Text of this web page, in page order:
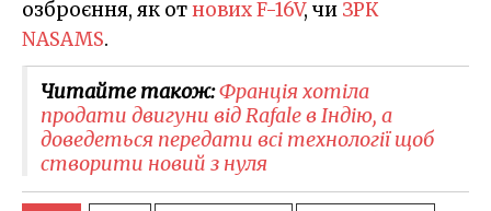
озброєння, як отнових F-16V, чи ЗРК
NASAMS.
Читайте також:Франція хотіла
продати двигуни від Rafale в Індію, а
доведеться передати всі технології щоб
створити новий з нуля